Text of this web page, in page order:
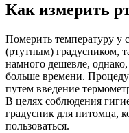
Как измерить
Померить температуру
(ртутным) градусником,
намного дешевле,
больше времени.
путем введение
В целях соблюдения
градусник для питомца,
пользоваться.